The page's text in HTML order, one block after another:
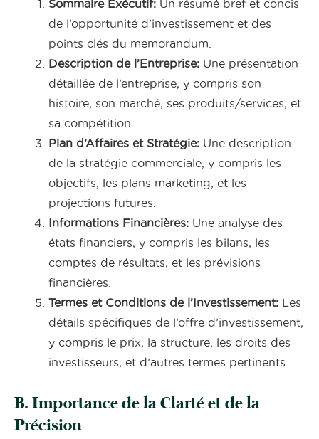
Sommaire Exécutif: Un résumé bref et concis
de l’opportunité d’investissement et des
points clés du memorandum.
Description de l’Entreprise: Une présentation
détaillée de l’entreprise, y compris son
histoire, son marché, ses produits/services, et
sa compétition.
Plan d’Affaires et Stratégie: Une description
de la stratégie commerciale, y compris les
objectifs, les plans marketing, et les
projections futures.
Informations Financières: Une analyse des
états financiers, y compris les bilans, les
comptes de résultats, et les prévisions
financières.
Termes et Conditions de l’Investissement: Les
détails spécifiques de l’offre d’investissement,
y compris le prix, la structure, les droits des
investisseurs, et d’autres termes pertinents.
B. Importance de la Clarté et de la
Précision